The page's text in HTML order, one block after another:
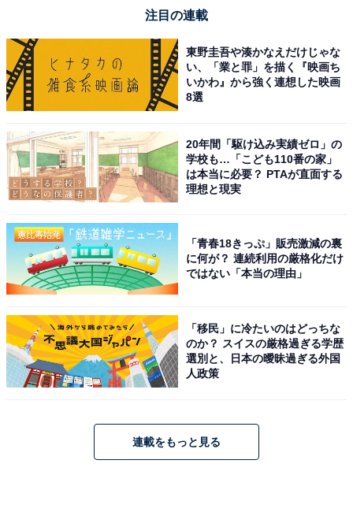
スマホの電話番号を変えたら、すぐに変更手続きをして
1.「マイページ」から「個人情報設定」を選択する
2.「電話番号」を選択し、「変更する」を選択する
4.希望の携帯電話番号を入力し、「次へ」をタップし
「認証番号を送る」を選択する
5.携帯電話番号宛のSMSに届いた4桁の認証番号を入力
し、「認証して完了する」をタップします。これで変更
ができます。
パスキー認証は、顔認証や指紋認証を求められます。認
証に失敗した場合は「他の方法で認証する」ボタンをタ
ップし、メール認証を行いましょう。メール認証の場合
は、登録メールアドレスに届いた認証番号を入力し、
「認証して完了」ボタンをタップします。
す。電話番号などを変更したら、すぐに変更手続きをし
注目の連載
東野圭吾や湊かなえだけじゃな
い、「業と罪」を描く『映画ち
いかわ』から強く連想した映画
8選
20年間「駆け込み実績ゼロ」の
学校も…「こども110番の家」
は本当に必要？ PTAが直面する
理想と現実
「青春18きっぷ」販売激減の裏
に何が？ 連続利用の厳格化だけ
ではない「本当の理由」
「移民」に冷たいのはどっちな
のか？ スイスの厳格過ぎる学歴
選別と、日本の曖昧過ぎる外国
人政策
連載をもっと見る